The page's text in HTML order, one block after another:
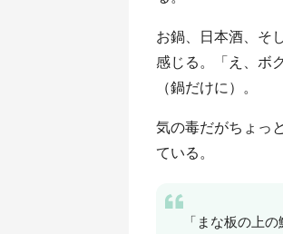
お鍋、日本酒、そ
感じる。「え、ボ
（鍋だけに）。
気の毒だがちょっ
ている。
「まな板の上の